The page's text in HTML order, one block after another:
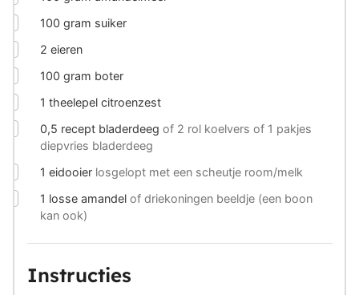
100 gram suiker
2 eieren
100 gram boter
1 theelepel citroenzest
0,5 recept bladerdeeg of 2 rol koelvers of 1 pakjes
diepvries bladerdeeg
1 eidooier losgelopt met een scheutje room/melk
1 losse amandel of driekoningen beeldje (een boon
kan ook)
Instructies